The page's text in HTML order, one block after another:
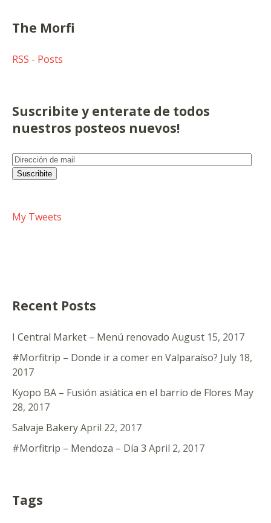
The Morfi
RSS - Posts
Suscribite y enterate de todos
nuestros posteos nuevos!
Dirección
deSuscribite
My Tweets
Recent Posts
I Central Market – Menú renovado August 15, 2017
#Morfitrip – Donde ir a comer en Valparaíso? July 18,
2017
Kyopo BA – Fusión asiática en el barrio de Flores May
28, 2017
Salvaje BakeryApril 22, 2017
#Morfitrip – Mendoza – Día 3 April 2, 2017
Tags